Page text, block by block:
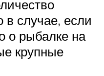
в случае, если
о рыбалке на
крупные